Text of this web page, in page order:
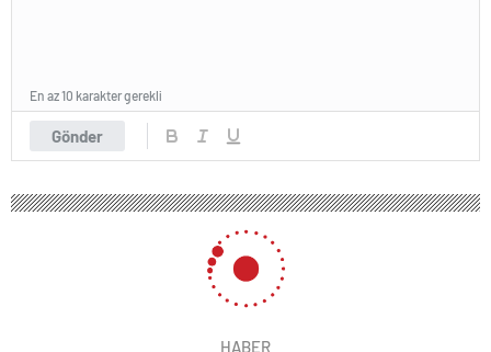
Gönder
En az 10 karakter gerekli
HABER